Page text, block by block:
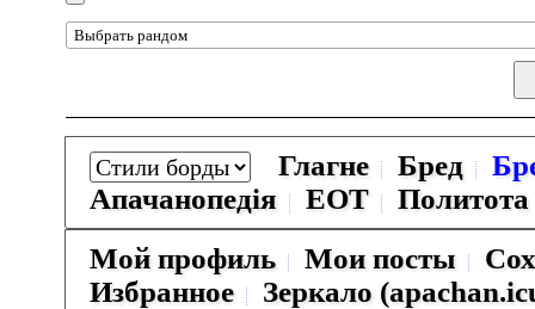
Глагне Бред
Апачанопедiя
ЕОТ
Политота
Мой профиль
Мои посты
Избранное
Зеркало